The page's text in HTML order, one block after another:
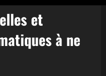
et
à ne